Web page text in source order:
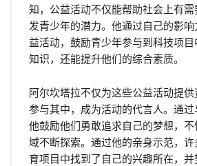
知，公益活动不仅能帮助社会上有
发青少年的潜力。他通过自己的影
益活动，鼓励青少年参与到科技项
知识，还能提升他们的综合素质。
阿尔坎塔拉不仅为这些公益活动提
参与其中，成为活动的代言人。通过
他鼓励他们勇敢追求自己的梦想，
域不断探索。通过他的亲身示范，
育项目中找到了自己的兴趣所在，